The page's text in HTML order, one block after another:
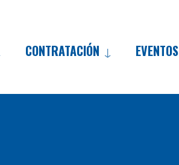
CONTRATACIÓN EVENTOS